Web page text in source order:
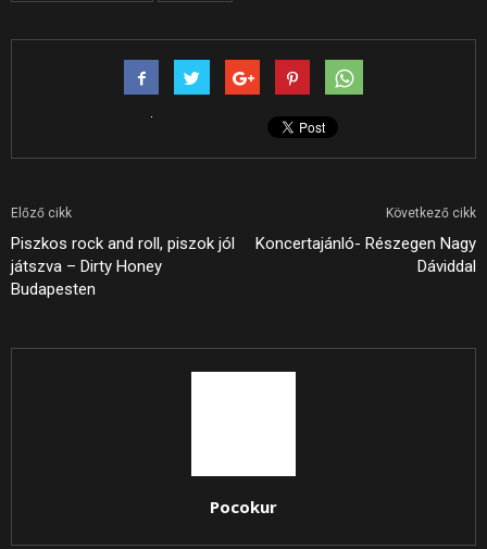
Előző cikk
Piszkos rock and roll, piszok jól
játszva – Dirty Honey
Budapesten
Következő cikk
Koncertajánló- Részegen Nagy
Dáviddal
Pocokur